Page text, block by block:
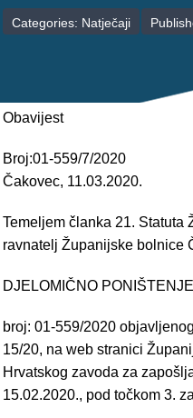
POLIKLINIKE
JEDINICE NEZDRAVSTVENIH
Categories: Natječaji
Obavijest
Broj:01-559/7/2020
Čakovec, 11.03.2020.
Temeljem članka 21. Statuta
ravnatelj Županijske bolnice
DJELOMIČNO
broj: 01-559/2020
15/20, na web stranici
Hrvatskog zavoda za
15.02.2020., pod točkom 3.